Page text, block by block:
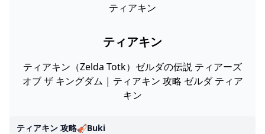
ティアキン
ティアキン
ティアキン（Zelda Totk）ゼルダの伝説 ティアーズ
オブ ザ キングダム | ティアキン 攻略 ゼルダ ティア
キン
ティアキン 攻略🎻buki